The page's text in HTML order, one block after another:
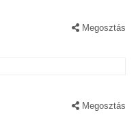
Megosztás
Megosztás